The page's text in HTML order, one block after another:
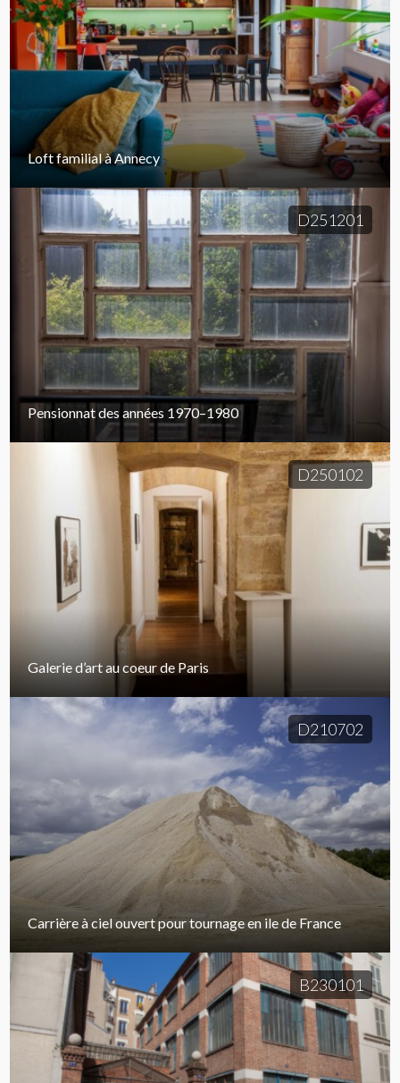
Loft familial à Annecy
D251201
Pensionnat des années 1970–1980
D250102
Galerie d’art au coeur de Paris
D210702
Carrière à ciel ouvert pour tournage en ile de France
B230101